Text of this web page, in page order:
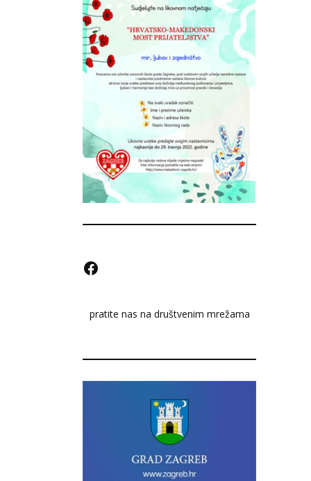
a
e
pratite nas na društvenim mrežama